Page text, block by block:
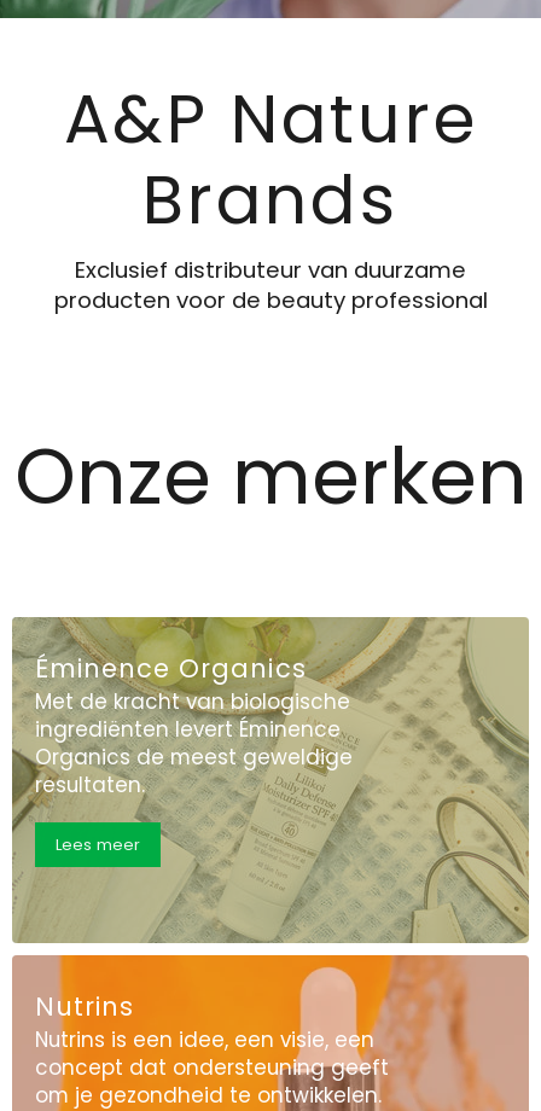
A&P Nature
Brands
Exclusief distributeur van duurzame
producten voor de beauty professional
Onze merken
Éminence Organics
Met de kracht van biologische
ingrediënten levert Éminence
Organics de meest geweldige
resultaten.
Lees meer
Nutrins
Nutrins is een idee, een visie, een
concept dat ondersteuning geeft
om je gezondheid te ontwikkelen.